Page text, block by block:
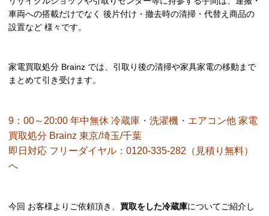
車両への搭載だけでなく 後片付け・撤去時の清掃・代替え商品の
設置など 様々です。
家電買取処分 Brainz では、引取り後の清掃や家具家電の移動まで
まとめて引き受けます。
9：00～20:00 年中無休 冷蔵庫・洗濯機・エアコン他 家電
買取処分 Brainz 東京/埼玉/千葉
即日対応 フリーダイヤル：0120-335-282（見積り無料）
へ
今回 お客様よりご依頼頂き、 買取をした冷蔵庫についてご紹介し